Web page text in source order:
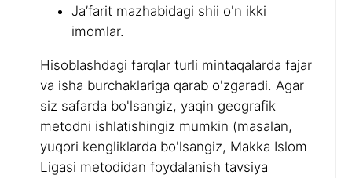
Ja’farit mazhabidagi shii o'n ikki
imomlar.
Hisoblashdagi farqlar turli mintaqalarda fajar
va isha burchaklariga qarab o'zgaradi. Agar
siz safarda bo'lsangiz, yaqin geografik
metodni ishlatishingiz mumkin (masalan,
yuqori kengliklarda bo'lsangiz, Makka Islom
Ligasi metodidan foydalanish tavsiya